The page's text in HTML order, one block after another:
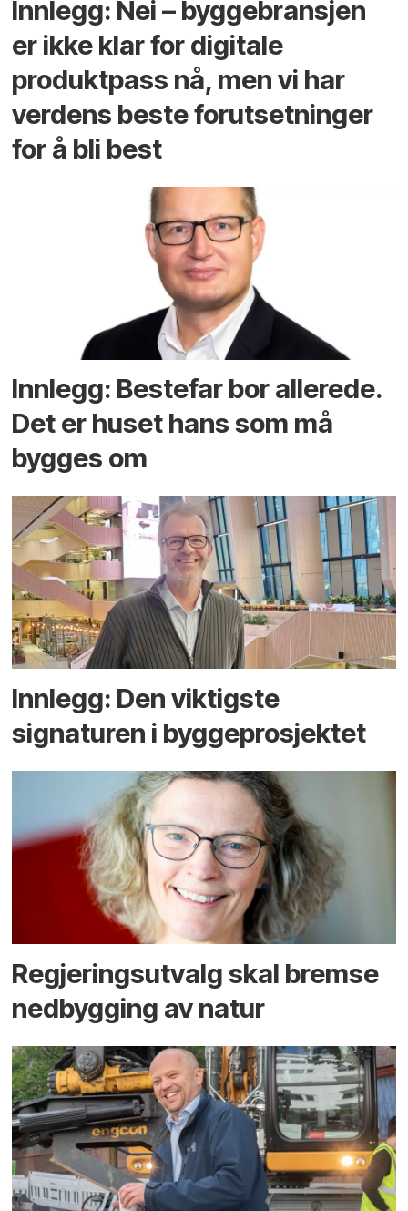
Innlegg: Nei – byggebransjen
er ikke klar for digitale
produktpass nå, men vi har
verdens beste forutsetninger
for å bli best
Innlegg: Bestefar bor allerede.
Det er huset hans som må
bygges om
Innlegg: Den viktigste
signaturen i bygge­­prosjektet
Regjerings­utvalg skal bremse
ned­bygging av natur